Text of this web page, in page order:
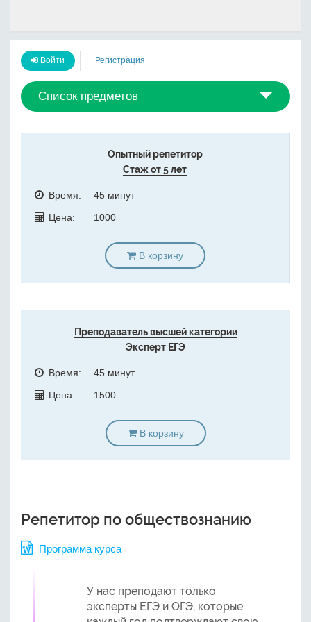
Войти Регистрация
Список предметов
Опытный репетитор
Стаж от 5 лет
Время:
45 минут
Цена:
1000
В корзину
Преподаватель высшей категории
Эксперт ЕГЭ
Время:
45 минут
Цена:
1500
В корзину
Репетитор по обществознанию
Программа курса
У нас преподают только
эксперты ЕГЭ и ОГЭ, которые